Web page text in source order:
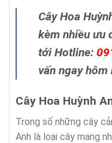
Cây Hoa
kèm nhiều ưu
tới Hotline:
vấn ngay hôm
Cây Hoa Huỳnh
Trong số những cây
Anh là loại cây mang